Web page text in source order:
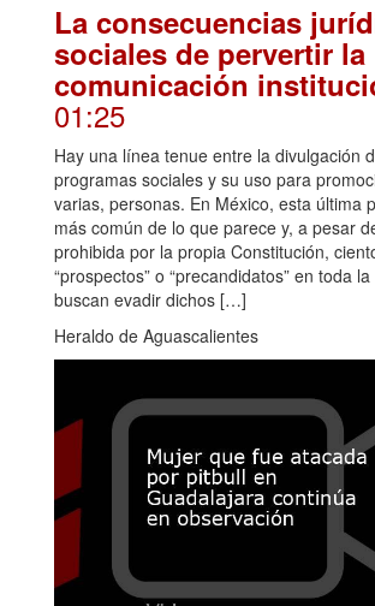
La consecuencias
sociales de pervertir la
comunicación
01:25
Hay una línea tenue entre la divulgación
programas sociales y su uso para
varias, personas. En México, esta última
más común de lo que parece y, a pesar
prohibida por la propia Constitución,
“prospectos” o “precandidatos” en toda
buscan evadir dichos […]
Heraldo de Aguascalientes